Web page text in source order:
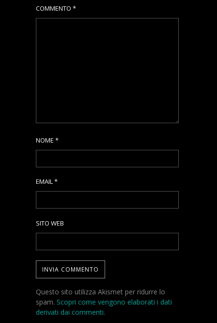
COMMENTO *
NOME *
EMAIL*
SITO WEB
Questo sito utilizza Akismet per ridurre lo
spam. Scopri come vengono elaborati i dati
derivati dai commenti.